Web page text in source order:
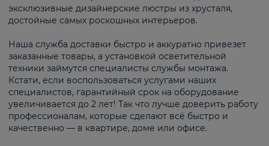
эксклюзивные дизайнерские люстры из хрусталя,
достойные самых роскошных интерьеров.
Наша служба доставки быстро и аккуратно привезет
заказанные товары, а установкой осветительной
техники займутся специалисты службы монтажа.
Кстати, если воспользоваться услугами наших
специалистов, гарантийный срок на оборудование
увеличивается до 2 лет! Так что лучше доверить работу
профессионалам, которые сделают всё быстро и
качественно — в квартире, доме или офисе.